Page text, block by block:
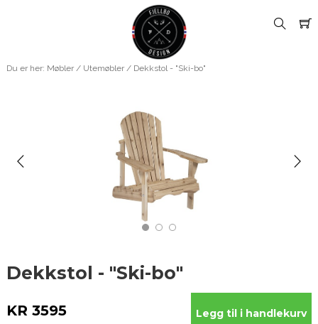
Du er her: Møbler/ Utemøbler/ Dekkstol - "Ski-bo"
Dekkstol - "Ski-bo"
KR 3595